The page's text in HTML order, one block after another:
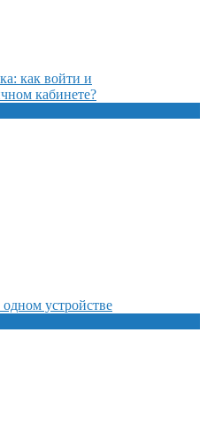
как войти и
кабинете?
устройстве